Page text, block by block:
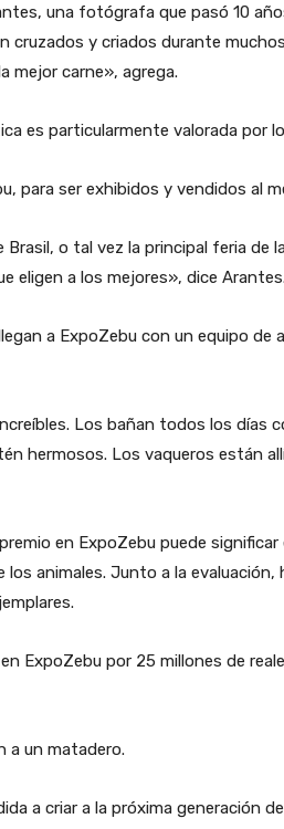
una fotógrafa que pasó 10
cruzados y criados durante
mejor carne», agrega.
es particularmente valorada por
para ser exhibidos y vendidos al
o tal vez la principal feria de
eligen a los mejores», dice Arantes.
a ExpoZebu con un equipo de
Los bañan todos los días
hermosos. Los vaqueros están
en ExpoZebu puede significar
animales. Junto a la evaluación,
ExpoZebu por 25 millones de
a un matadero.
a criar a la próxima generación